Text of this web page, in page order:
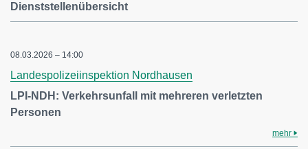
Dienststellenübersicht
08.03.2026 – 14:00
Landespolizeiinspektion Nordhausen
LPI-NDH: Verkehrsunfall mit mehreren verletzten
Personen
mehr